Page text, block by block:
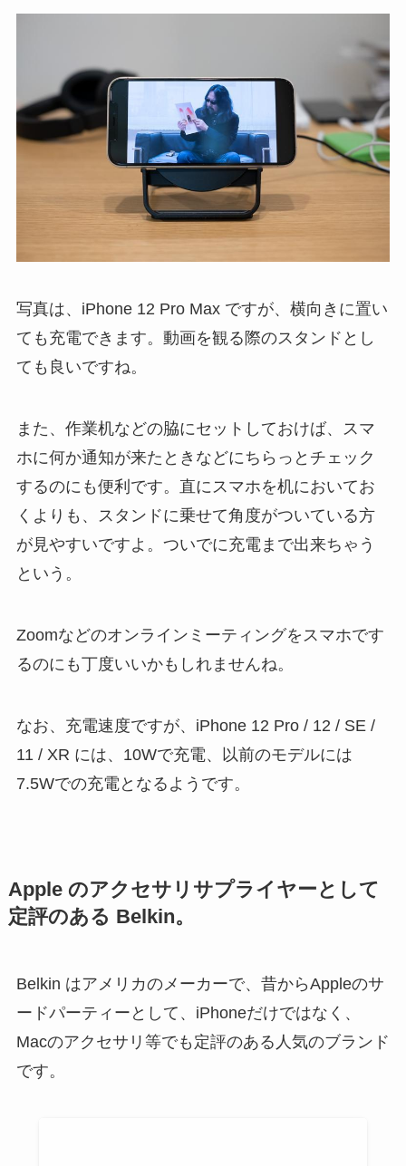
写真は、iPhone 12 Pro Max ですが、横向きに置い
ても充電できます。動画を観る際のスタンドとし
ても良いですね。
また、作業机などの脇にセットしておけば、スマ
ホに何か通知が来たときなどにちらっとチェック
するのにも便利です。直にスマホを机においてお
くよりも、スタンドに乗せて角度がついている方
が見やすいですよ。ついでに充電まで出来ちゃう
という。
Zoomなどのオンラインミーティングをスマホです
るのにも丁度いいかもしれませんね。
なお、充電速度ですが、iPhone 12 Pro / 12 / SE /
11 / XR には、10Wで充電、以前のモデルには
7.5Wでの充電となるようです。
Apple のアクセサリサプライヤーとして
定評のある Belkin。
Belkin はアメリカのメーカーで、昔からAppleのサ
ードパーティーとして、iPhoneだけではなく、
Macのアクセサリ等でも定評のある人気のブランド
です。